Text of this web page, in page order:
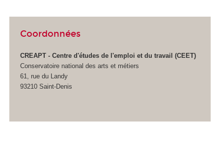
Coordonnées
CREAPT - Centre d'études de l'emploi et du travail (CEET)
Conservatoire national des arts et métiers
61, rue du Landy
93210 Saint-Denis